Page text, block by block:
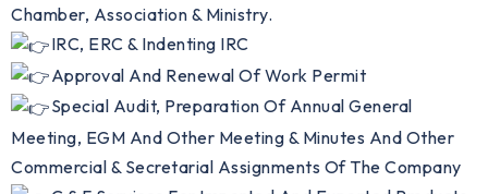
Chamber, Association & Ministry.
IRC, ERC & Indenting IRC
Approval And Renewal Of Work Permit
Special Audit, Preparation Of Annual General
Meeting, EGM And Other Meeting & Minutes And Other
Commercial & Secretarial Assignments Of The Company